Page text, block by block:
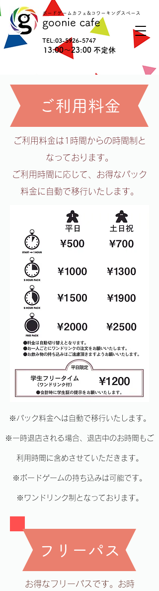
ボードゲームカフェ&コワーキングスペース
goonie cafe
TEL:03-5926-5747
13:00〜23:00 不定休
ご利用料金
ご利用料金は1時間からの時間制と
なっております。
ご利用時間に応じて、お得なパック
料金に自動で移行いたします。
※パック料金へは自動で移行いたします。
※一時退店される場合、退店中のお時間もご
利用時間に含めさせていただきます。
※ボードゲームの持ち込みは可能です。
​※ワンドリンク制となっております。
フリーパス
お得なフリーパスです。お時